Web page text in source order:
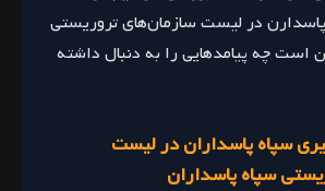
در لیست سازمان‌های تروریستی
است چه پیامد‌هایی را به دنبال داشته
سپاه پاسداران در لیست
سپاه پاسداران